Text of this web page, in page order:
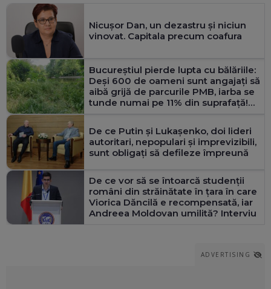
Nicușor Dan, un dezastru și niciun
vinovat. Capitala precum coafura
Bucureștiul pierde lupta cu bălăriile:
Deși 600 de oameni sunt angajați să
aibă grijă de parcurile PMB, iarba se
tunde numai pe 11% din suprafață!
De ce Putin şi Lukașenko, doi lideri
autoritari, nepopulari și imprevizibili,
sunt obligați să defileze împreună
De ce vor să se întoarcă studenții
români din străinătate în țara în care
Viorica Dăncilă e recompensată, iar
Andreea Moldovan umilită? Interviu
ADVERTISING